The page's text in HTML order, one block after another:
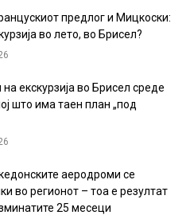
предлог и Мицкоски:
во лето, во Брисел?
екскурзија во Брисел среде
што има таен план „под
аеродроми се
во регионот – тоа е резултат
25 месеци